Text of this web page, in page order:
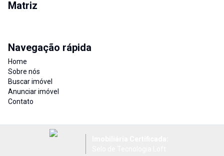
Matriz
Navegação rápida
Home
Sobre nós
Buscar imóvel
Anunciar imóvel
Contato